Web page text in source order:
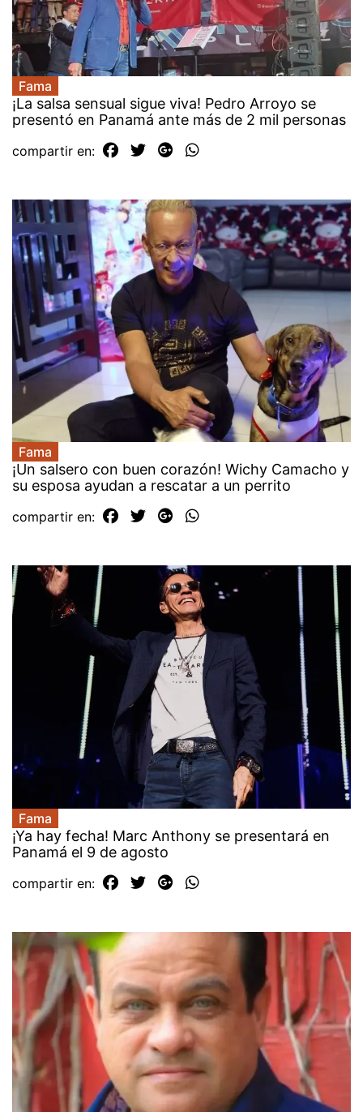
Fama
¡La salsa sensual sigue viva! Pedro Arroyo se
presentó en Panamá ante más de 2 mil personas
compartir en:
Fama
¡Un salsero con buen corazón! Wichy Camacho y
su esposa ayudan a rescatar a un perrito
compartir en:
Fama
¡Ya hay fecha! Marc Anthony se presentará en
Panamá el 9 de agosto
compartir en: